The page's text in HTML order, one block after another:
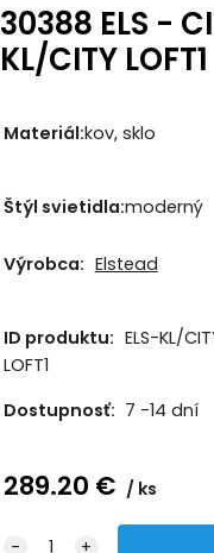
30388 ELS -
KL/CITY LOFT1
Materiál:kov, sklo
Štýl svietidla:moderný
Výrobca: Elstead
ID produktu: ELS-KL/
LOFT1
Dostupnosť: 7 -14 dní
289.20 € ks